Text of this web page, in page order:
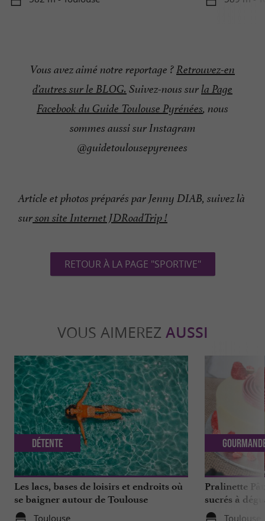
Vous avez aimé notre reportage ?Retrouvez-en
d’autres sur le BLOG. Suivez-nous surla Page
Facebook du Guide Toulouse Pyrénées, nous
sommes aussi sur Instagram
@guidetoulousepyrenees
Article et photos préparés par Jenny DIAB, suivez là
surson site Internet JDRoadTrip !
RETOUR À LA PAGE "SPORTIVE"
VOUS AIMEREZ AUSSI
Les lacs, bases de loisirs et endroits où
se baigner autour de Toulouse
Toulouse
Détente
Pralinette
sucrés à
de Toulouse
Toulouse